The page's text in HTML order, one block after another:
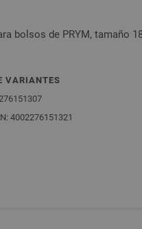
bolsos de PRYM, tamaño
VARIANTES
4002276151321